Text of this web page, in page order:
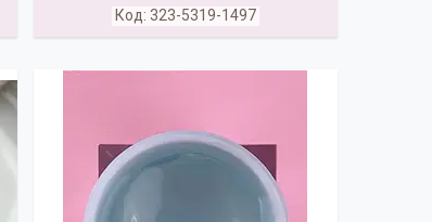
323-5319-1497